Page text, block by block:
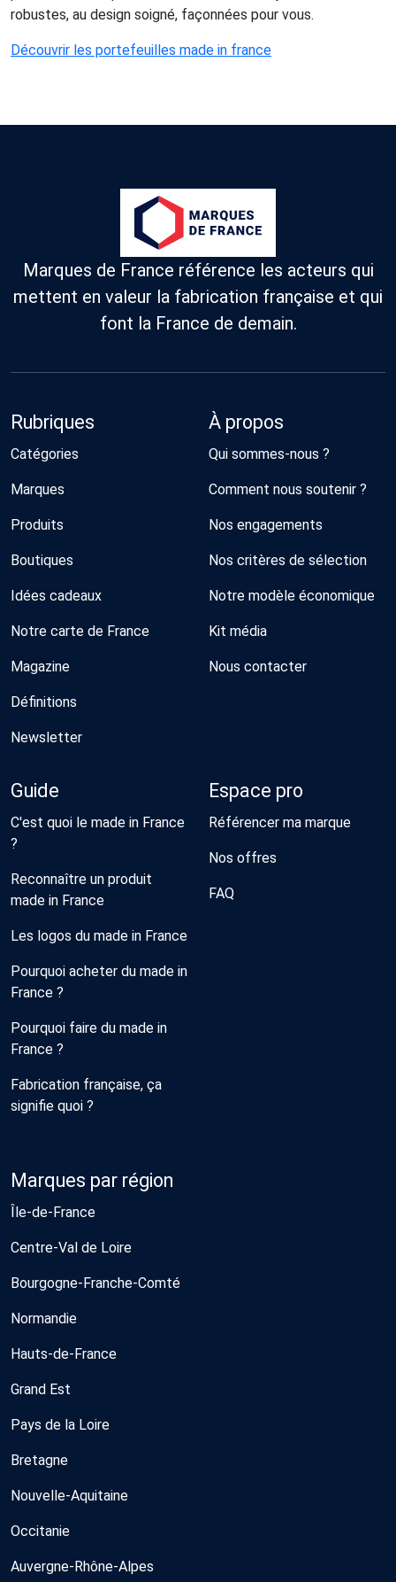
robustes, au design soigné, façonnées pour vous.
Découvrir les portefeuilles made in france
Marques de France référence les acteurs qui
mettent en valeur la fabrication française et qui
font la France de demain.
Rubriques
Catégories
Marques
Produits
Boutiques
Idées cadeaux
Notre carte de France
Magazine
Définitions
Newsletter
À propos
Qui sommes-nous ?
Comment nous soutenir ?
Nos engagements
Nos critères de sélection
Notre modèle économique
Kit média
Nous contacter
Guide
C'est quoi le made in France
?
Reconnaître un produit
made in France
Les logos du made in France
Pourquoi acheter du made in
France ?
Pourquoi faire du made in
France ?
Fabrication française, ça
signifie quoi ?
Espace pro
Référencer ma marque
Nos offres
FAQ
Marques par région
Île-de-France
Centre-Val de Loire
Bourgogne-Franche-Comté
Normandie
Hauts-de-France
Grand Est
Pays de la Loire
Bretagne
Nouvelle-Aquitaine
Occitanie
Auvergne-Rhône-Alpes